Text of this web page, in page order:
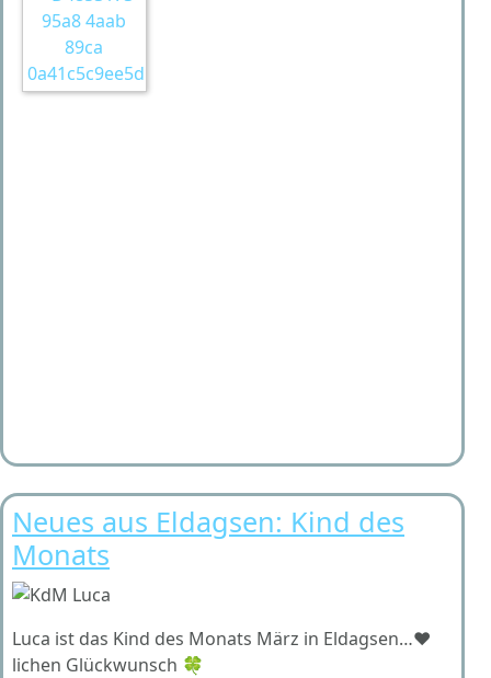
Neues aus Eldagsen: Kind des
Monats
Luca ist das Kind des Monats März in Eldagsen…❤️
lichen Glückwunsch 🍀